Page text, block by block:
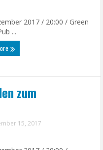
2017 / 20:00 / Green
...
zum
15, 2017